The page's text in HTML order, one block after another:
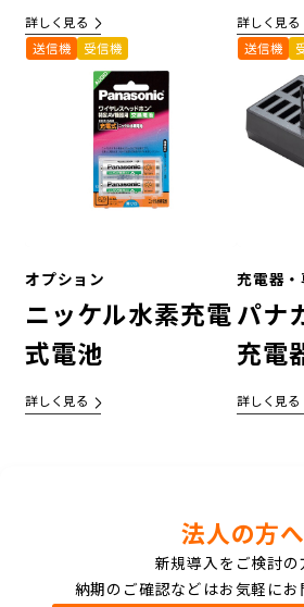
詳しく見る
詳しく見る
送信機
受信機
オプション
ニッケル水素充電
式電池
詳しく見る
送信機
充電器
パナ
充電
詳しく見る
法人の方へ
新規導入をご検討の
納期のご確認などはお気軽に